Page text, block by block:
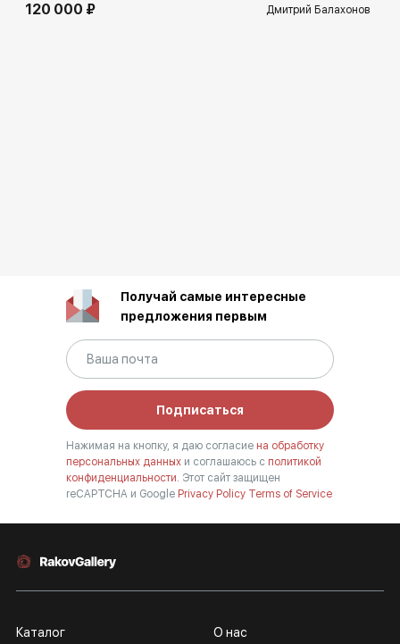
120 000 ₽ Дмитрий Балахонов
Получай самые интересные
предложения первым
Подписаться
Нажимая на кнопку, я даю согласие на обработку
персональных данных и соглашаюсь с политикой
конфиденциальности. Этот сайт защищен
reCAPTCHA и Google Privacy Policy Terms of Service
Каталог О нас